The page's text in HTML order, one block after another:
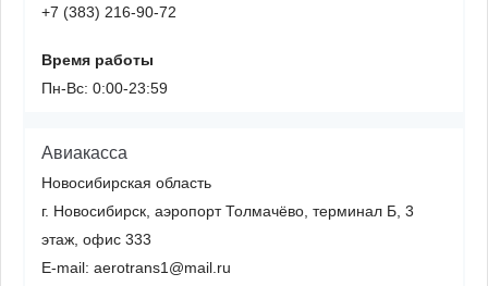
+7 (383) 216-90-72
Время работы
Пн-Вс: 0:00-23:59
Авиакасса
Новосибирская область
г. Новосибирск, аэропорт Толмачёво, терминал Б, 3
этаж, офис 333
E-mail: aerotrans1@mail.ru